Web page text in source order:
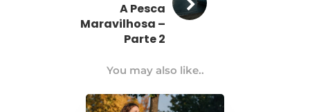
A Pesca
Maravilhosa –
Parte 2
You may also like..